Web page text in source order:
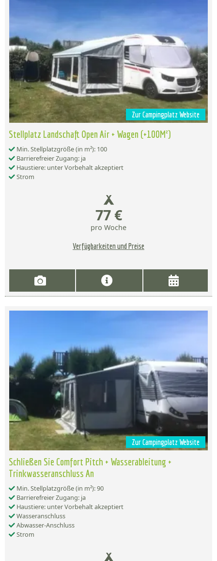
Zur Campingplatz Website
Stellplatz Landschaft Open Air + Wagen (+100M²)
Min. Stellplatzgröße (in m²): 100
Barrierefreier Zugang: ja
Haustiere: unter Vorbehalt akzeptiert
Strom
77 €
pro Woche
Verfügbarkeiten und Preise
Zur Campingplatz Website
Schließen Sie Comfort Pitch + Wasserableitung +
Trinkwasseranschluss An
Min. Stellplatzgröße (in m²): 90
Barrierefreier Zugang: ja
Haustiere: unter Vorbehalt akzeptiert
Wasseranschluss
Abwasser-Anschluss
Strom